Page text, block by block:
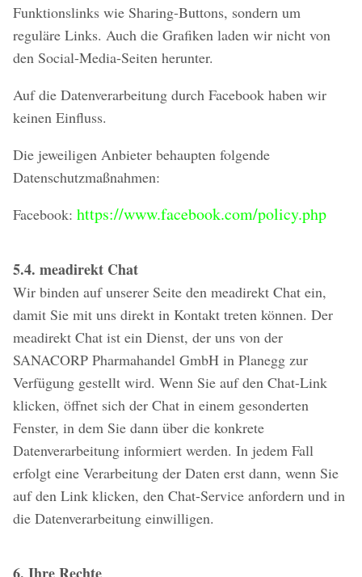
Funktionslinks wie Sharing-Buttons, sondern um
reguläre Links. Auch die Grafiken laden wir nicht von
den Social-Media-Seiten herunter.
Auf die Datenverarbeitung durch Facebook haben wir
keinen Einfluss.
Die jeweiligen Anbieter behaupten folgende
Datenschutzmaßnahmen:
Facebook: https://www.facebook.com/policy.php
5.4. meadirekt Chat
Wir binden auf unserer Seite den meadirekt Chat ein,
damit Sie mit uns direkt in Kontakt treten können. Der
meadirekt Chat ist ein Dienst, der uns von der
SANACORP Pharmahandel GmbH in Planegg zur
Verfügung gestellt wird. Wenn Sie auf den Chat-Link
klicken, öffnet sich der Chat in einem gesonderten
Fenster, in dem Sie dann über die konkrete
Datenverarbeitung informiert werden. In jedem Fall
erfolgt eine Verarbeitung der Daten erst dann, wenn Sie
auf den Link klicken, den Chat-Service anfordern und in
die Datenverarbeitung einwilligen.